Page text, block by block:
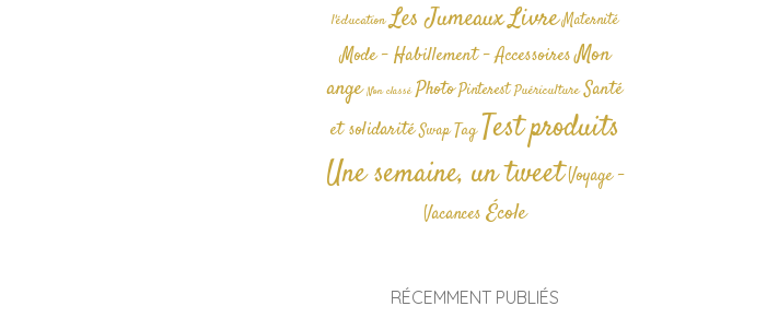
l'éducation Les JumeauxLivre Maternité
Mode - Habillement - AccessoiresMon
ange Non classé Photo Pinterest Puériculture Santé
et solidarité Swap TagTest produits
Une semaine, un tweetVoyage -
Vacances École
RÉCEMMENT PUBLIÉS